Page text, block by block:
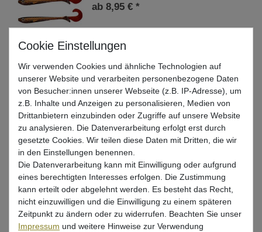
ab 8,95 € *
Zeck UBS Rippler - Gummifische
ab 9,95 € *
Zeck Baby Butcher - Gummifische
ab 6,95 € *
Wir verwenden Cookies und ähnliche Technologien auf
unserer Website und verarbeiten personenbezogene Daten
von Besucher:innen unserer Webseite (z.B. IP-Adresse), um
z.B. Inhalte und Anzeigen zu personalisieren, Medien von
Drittanbietern einzubinden oder Zugriffe auf unsere Website
zu analysieren. Die Datenverarbeitung erfolgt erst durch
gesetzte Cookies. Wir teilen diese Daten mit Dritten, die wir
in den Einstellungen benennen.
Die Datenverarbeitung kann mit Einwilligung oder aufgrund
eines berechtigten Interesses erfolgen. Die Zustimmung
kann erteilt oder abgelehnt werden. Es besteht das Recht,
nicht einzuwilligen und die Einwilligung zu einem späteren
Zeitpunkt zu ändern oder zu widerrufen. Beachten Sie unser
Impressum und weitere Hinweise zur Verwendung